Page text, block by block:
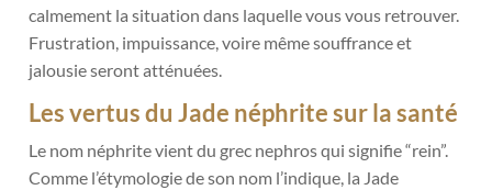
calmement la situation dans laquelle vous vous retrouver.
Frustration, impuissance, voire même souffrance et
jalousie seront atténuées.
Les vertus du Jade néphrite sur la santé
Le nom néphrite vient du grec nephros qui signifie “rein”.
Comme l’étymologie de son nom l’indique, la Jade